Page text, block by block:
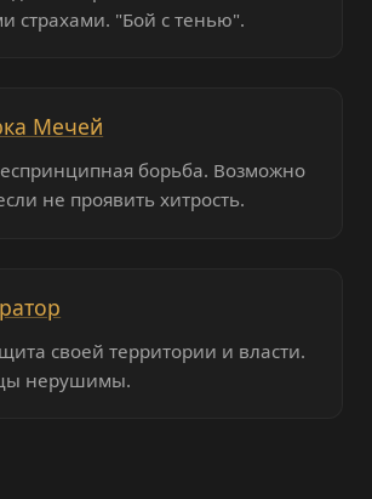
страхами. "Бой с тенью".
Мечей
борьба. Возможно
не проявить хитрость.
своей территории и власти.
нерушимы.